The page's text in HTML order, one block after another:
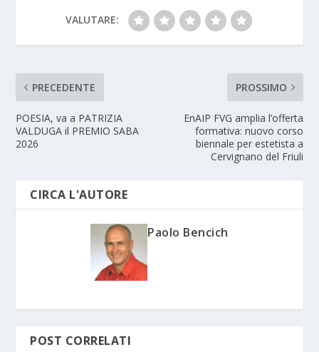
VALUTARE:
PRECEDENTE
POESIA, va a PATRIZIA
VALDUGA il PREMIO SABA
2026
PROSSIMO
EnAIP FVG amplia l’offerta
formativa: nuovo corso
biennale per estetista a
Cervignano del Friuli
CIRCA L'AUTORE
Paolo Bencich
POST CORRELATI